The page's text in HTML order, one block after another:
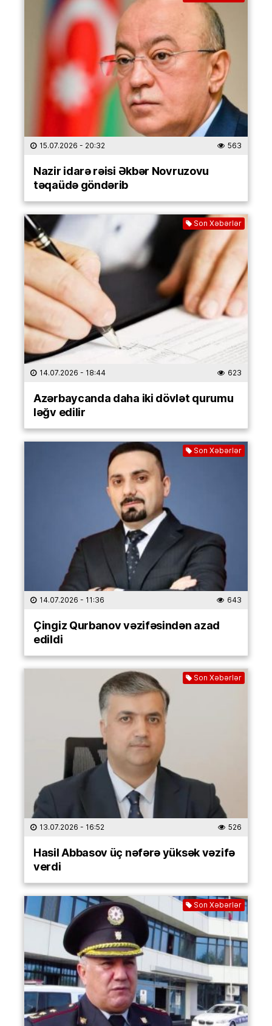
15.07.2026 - 20:32 563
Nazir idarə rəisi Əkbər Novruzovu
təqaüdə göndərib
Son Xəbərlər
14.07.2026 - 18:44 623
Azərbaycanda daha iki dövlət qurumu
ləğv edilir
Son Xəbərlər
14.07.2026 - 11:36 643
Çingiz Qurbanov vəzifəsindən azad
edildi
Son Xəbərlər
13.07.2026 - 16:52 526
Hasil Abbasov üç nəfərə yüksək vəzifə
verdi
Son Xəbərlər